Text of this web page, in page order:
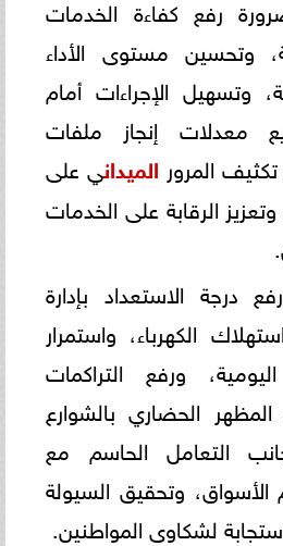
رفع كفاءة الخدمات
وتحسين مستوى الأداء
وتسهيل الإجراءات أمام
معدلات إنجاز ملفات
المرور الميداني على
الرقابة على الخدمات
درجة الاستعداد بإدارة
الكهرباء، واستمرار
ورفع التراكمات
المظهر الحضاري بالشوارع
التعامل الحاسم مع
الأسواق، وتحقيق السيولة
لشكاوى المواطنين.